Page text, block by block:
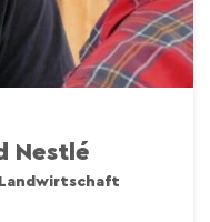
Nestlé